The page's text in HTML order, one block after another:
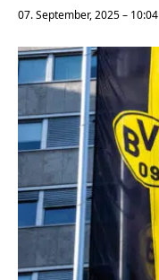
07. September, 2025 – 10:04